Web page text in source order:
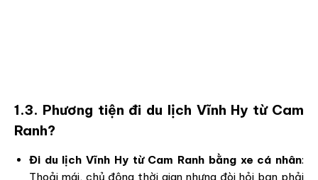
1.3. Phương tiện đi du lịch Vĩnh Hy từ Cam
Ranh?
Đi du lịch Vĩnh Hy từ Cam Ranh bằng xe cá nhân:
Thoải mái, chủ động thời gian nhưng đòi hỏi bạn phải